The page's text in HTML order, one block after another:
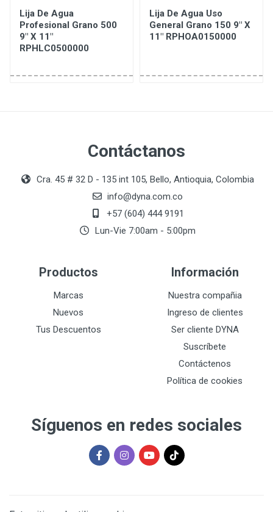
Lija De Agua
Profesional Grano 500
9" X 11"
RPHLC0500000
Lija De Agua Uso
General Grano 150 9" X
11" RPHOA0150000
Contáctanos
Cra. 45 # 32 D - 135 int 105, Bello, Antioquia, Colombia
info@dyna.com.co
+57 (604) 444 9191
Lun-Vie 7:00am - 5:00pm
Productos
Marcas
Nuevos
Tus Descuentos
Información
Nuestra compañia
Ingreso de clientes
Ser cliente DYNA
Suscríbete
Contáctenos
Política de cookies
Síguenos en redes sociales